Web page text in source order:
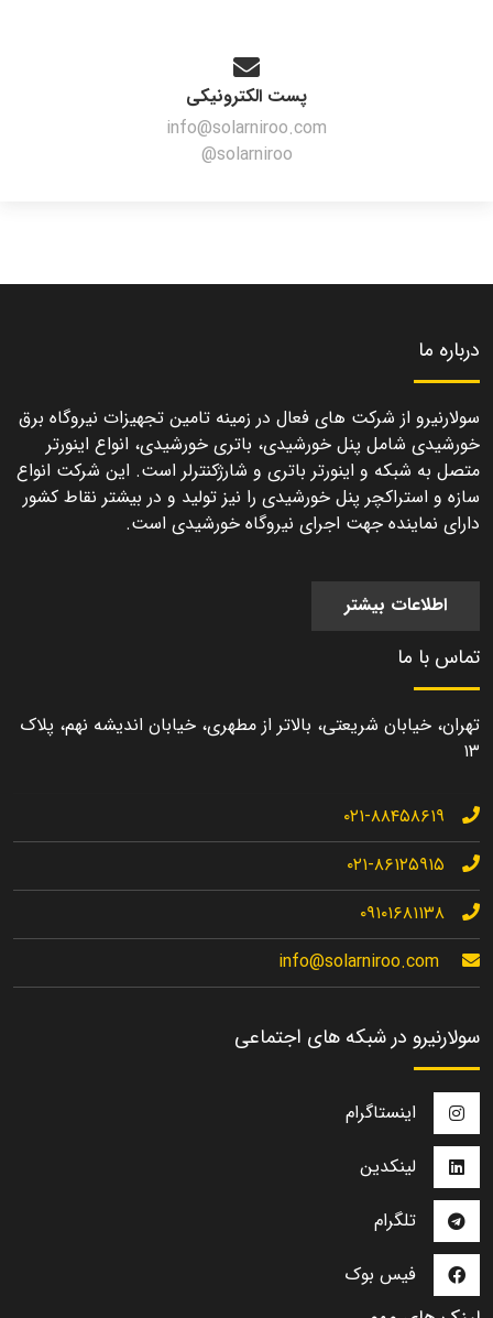
پست الکترونیکی
info@solarniroo.com
solarniroo@
درباره ما
سولارنیرو از شرکت های فعال در زمینه تامین تجهیزات نیروگاه برق
خورشیدی شامل پنل خورشیدی، باتری خورشیدی، انواع اینورتر
متصل به شبکه و اینورتر باتری و شارژکنترلر است. این شرکت انواع
سازه و استراکچر پنل خورشیدی را نیز تولید و در بیشتر نقاط کشور
دارای نماینده جهت اجرای نیروگاه خورشیدی است.
اطلاعات بیشتر
تماس با ما
تهران، خیابان شریعتی، بالاتر از مطهری، خیابان اندیشه نهم، پلاک
۱۳
۰۲۱-۸۸۴۵۸۶۱۹
۰۲۱-۸۶۱۲۵۹۱۵
۰۹۱۰۱۶۸۱۱۳۸
info@solarniroo.com
سولارنیرو در شبکه های اجتماعی
اینستاگرام
لینکدین
تلگرام
فیس بوک